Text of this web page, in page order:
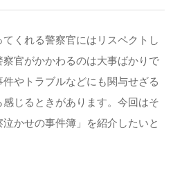
くれる警察官にはリスペクトし
官がかかわるのは大事ばかりで
やトラブルなどにも関与せざる
じるときがあります。今回はそ
かせの事件簿」を紹介したいと